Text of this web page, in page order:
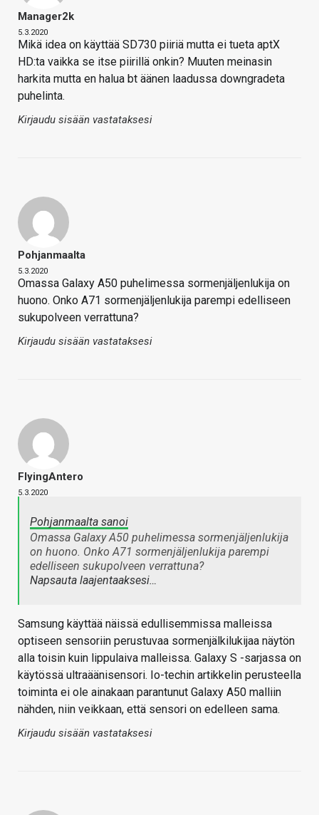
Manager2k
5.3.2020
Mikä idea on käyttää SD730 piiriä mutta ei tueta aptX
HD:ta vaikka se itse piirillä onkin? Muuten meinasin
harkita mutta en halua bt äänen laadussa downgradeta
puhelinta.
Kirjaudu sisään vastataksesi
Pohjanmaalta
5.3.2020
Omassa Galaxy A50 puhelimessa sormenjäljenlukija on
huono. Onko A71 sormenjäljenlukija parempi edelliseen
sukupolveen verrattuna?
Kirjaudu sisään vastataksesi
FlyingAntero
5.3.2020
Pohjanmaalta sanoi
Omassa Galaxy A50 puhelimessa sormenjäljenlukija
on huono. Onko A71 sormenjäljenlukija parempi
edelliseen sukupolveen verrattuna?
Napsauta laajentaaksesi…
Samsung käyttää näissä edullisemmissa malleissa
optiseen sensoriin perustuvaa sormenjälkilukijaa näytön
alla toisin kuin lippulaiva malleissa. Galaxy S -sarjassa on
käytössä ultraäänisensori. Io-techin artikkelin perusteella
toiminta ei ole ainakaan parantunut Galaxy A50 malliin
nähden, niin veikkaan, että sensori on edelleen sama.
Kirjaudu sisään vastataksesi